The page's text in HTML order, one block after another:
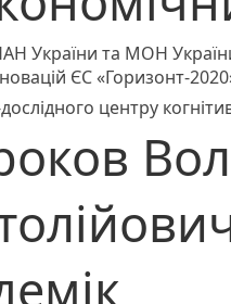
України та МОН
ЄС «Горизонт-
центру